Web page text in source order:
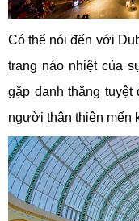
Có thể nói đến với
trang náo nhiệt của
gặp danh thắng
người thân thiện mến